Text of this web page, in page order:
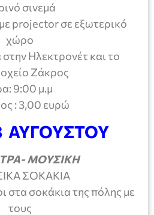
σινεμά
projector σε εξωτερικό
χώρο
Ηλεκτρονέτ και το
Ζάκρος
9:00 μ.μ
: 3,00 ευρώ
ΑΥΓΟΥΣΤΟΥ
ΜΟΥΣΙΚΗ
ΣΟΚΑΚΙΑ
στα σοκάκια της πόλης με
τους